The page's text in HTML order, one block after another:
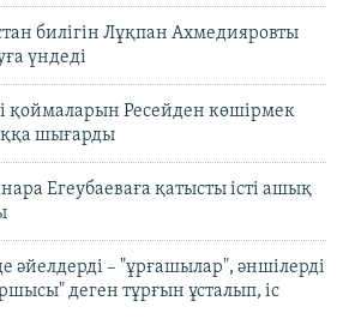
билігін Лұқпан Ахмедияровты
үндеді
қоймаларын Ресейден көшірмек
шығарды
Егеубаеваға қатысты істі ашық
әйелдерді – "ұрғашылар", әншілерді
деген тұрғын ұсталып, іс